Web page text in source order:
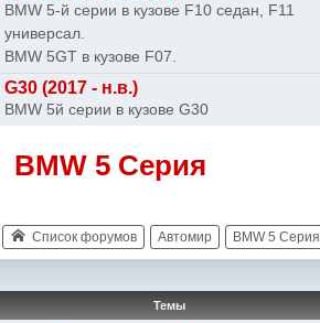
BMW 5-й серии в кузове F10 седан, F11
универсал.
BMW 5GT в кузове F07.
G30 (2017 - н.в.)
BMW 5й серии в кузове G30
BMW 5 Серия
Список форумов Автомир BMW 5 Серия
Темы